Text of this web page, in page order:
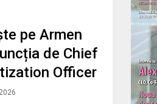
pe Armen
de Chief
Officer